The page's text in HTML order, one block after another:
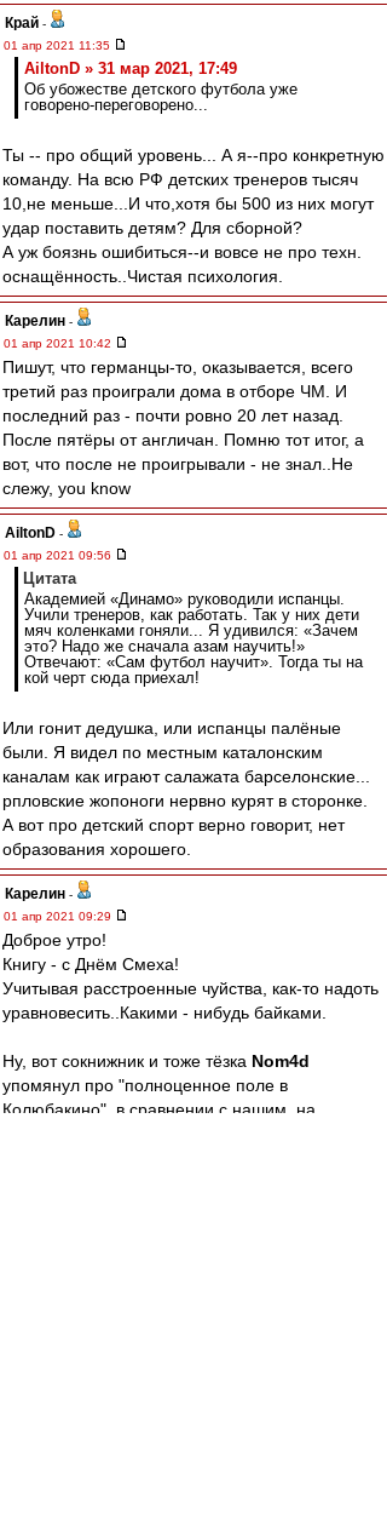
Край -
01 апр 2021 11:35
AiltonD » 31 мар 2021, 17:49
Об убожестве детского футбола уже
говорено-переговорено...
Ты -- про общий уровень... А я--про конкретную
команду. На всю РФ детских тренеров тысяч
10,не меньше...И что,хотя бы 500 из них могут
удар поставить детям? Для сборной?
А уж боязнь ошибиться--и вовсе не про техн.
оснащённость..Чистая психология.
Карелин -
01 апр 2021 10:42
Пишут, что германцы-то, оказывается, всего
третий раз проиграли дома в отборе ЧМ. И
последний раз - почти ровно 20 лет назад.
После пятёры от англичан. Помню тот итог, а
вот, что после не проигрывали - не знал..Не
слежу, you know
AiltonD -
01 апр 2021 09:56
Цитата
Академией «Динамо» руководили испанцы.
Учили тренеров, как работать. Так у них дети
мяч коленками гоняли... Я удивился: «Зачем
это? Надо же сначала азам научить!»
Отвечают: «Сам футбол научит». Тогда ты на
кой черт сюда приехал!
Или гонит дедушка, или испанцы палёные
были. Я видел по местным каталонским
каналам как играют салажата барселонские...
рпловские жопоноги нервно курят в сторонке.
А вот про детский спорт верно говорит, нет
образования хорошего.
Карелин -
01 апр 2021 09:29
Доброе утро!
Книгу - с Днём Смеха!
Учитывая расстроенные чуйства, как-то надоть
уравновесить..Какими - нибудь байками.
Ну, вот сокнижник и тоже тёзка Nom4d
упомянул про "полноценное поле в
Колюбакино", в сравнении с нашим, на